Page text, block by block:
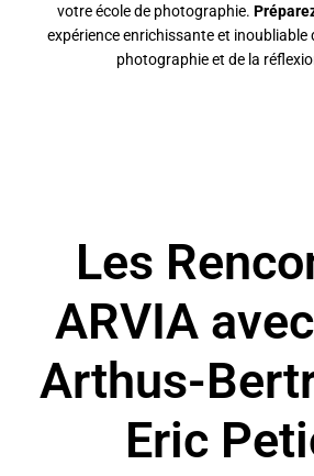
votre école de photographie.
expérience enrichissante et inoubliable
photographie et de la
Les
ARVIA
Arthus-
Eric